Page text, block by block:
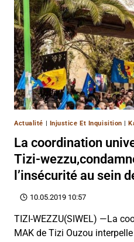
Actualité | Injustice Et Inquisition |
La coordination
Tizi-
l’insécurité au sein
10.05.2019 10:57
TIZI-WEZZU(SIWEL) —La
MAK de Tizi Ouzou